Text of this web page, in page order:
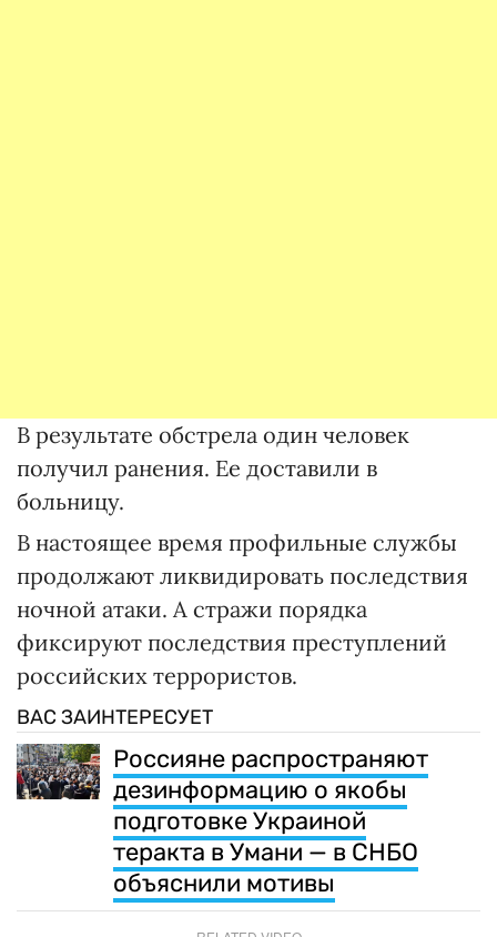
В результате обстрела один человек
получил ранения. Ее доставили в
больницу.
В настоящее время профильные службы
продолжают ликвидировать последствия
ночной атаки. А стражи порядка
фиксируют последствия преступлений
российских террористов.
ВАС ЗАИНТЕРЕСУЕТ
Россияне распространяют
дезинформацию о якобы
подготовке Украиной
теракта в Умани — в СНБО
объяснили мотивы